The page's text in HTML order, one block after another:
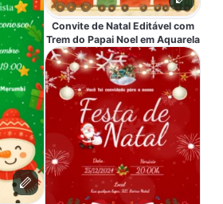
Convite de Natal Editável com
Trem do Papai Noel em Aquarela